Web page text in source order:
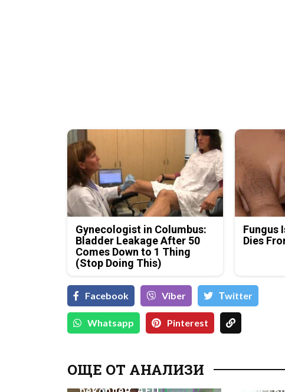
Gynecologist in Columbus:
Bladder Leakage After 50
Comes Down to 1 Thing
(Stop Doing This)
Fungus
Dies
Facebook Viber Тwitter
Whatsapp Pinterest
ОЩЕ ОТ АНАЛИЗИ
Износът на ток е